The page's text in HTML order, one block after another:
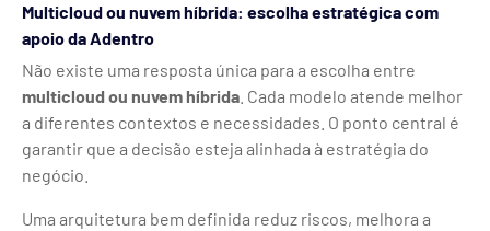
Multicloud ou nuvem híbrida: escolha estratégica com
apoio da Adentro
Não existe uma resposta única para a escolha entre
multicloud ou nuvem híbrida . Cada modelo atende melhor
a diferentes contextos e necessidades. O ponto central é
garantir que a decisão esteja alinhada à estratégia do
negócio.
Uma arquitetura bem definida reduz riscos, melhora a